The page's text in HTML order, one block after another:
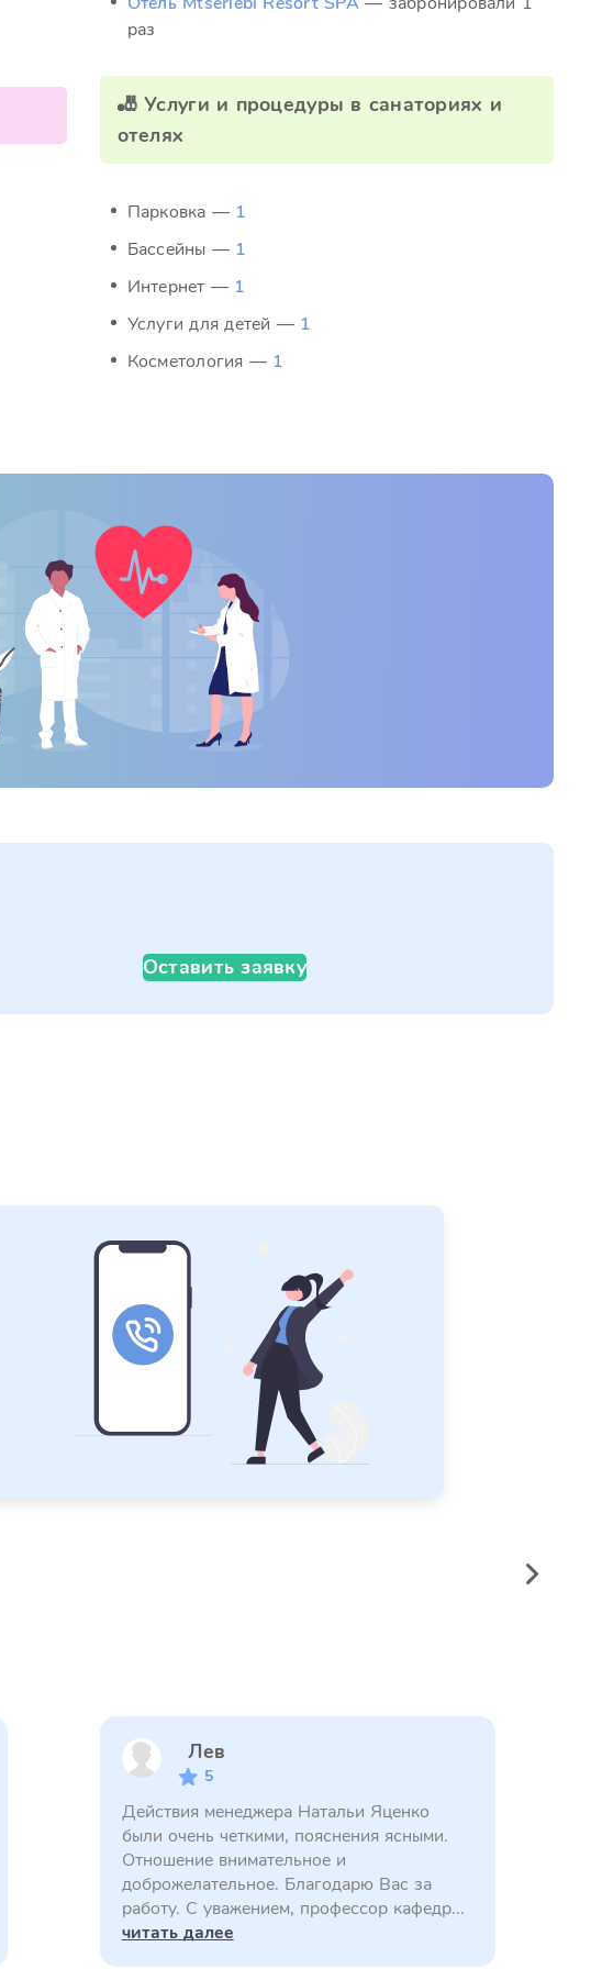
раз
🎳 Услуги и процедуры в санаториях и
отелях
Парковка — 1
Бассейны — 1
Интернет — 1
Услуги для детей — 1
Косметология — 1
Оставить заявку
Лев
5
Действия менеджера Натальи Яценко
были очень четкими, пояснения ясными.
Отношение внимательное и
доброжелательное. Благодарю Вас за
работу. С уважением, профессор кафедр...
читать далее